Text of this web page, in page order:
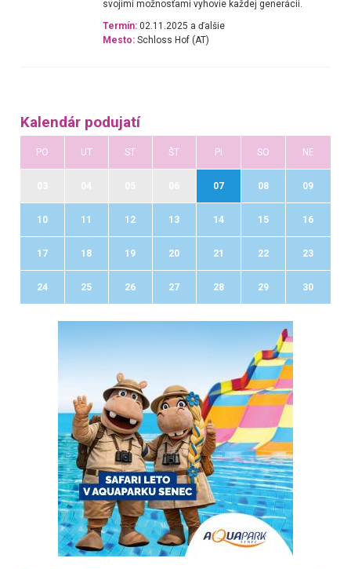
svojimi možnosťami vyhovie každej generácii.
Termín: 02.11.2025 a ďalšie
Mesto: Schloss Hof (AT)
Kalendár podujatí
PO UT ST ŠT PI SO NE
07 08 09
10 11 12 13 14 15 16
17 18 19 20 21 22 23
24 25 26 27 28 29 30